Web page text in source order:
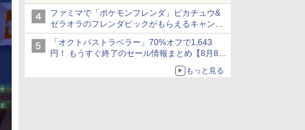
レターセットなどが登場
ファミマで「ポケモンフレンダ」ピカチュウ&
ゼラオラのフレンダピックがもらえるキャンペ
ーン開催！
「オクトパストラベラー」70%オフで1,643
円！ もうすぐ終了のセール情報まとめ【8月8日
ニンテンドーeショップでは「大神 絶景版」が
もっと見る